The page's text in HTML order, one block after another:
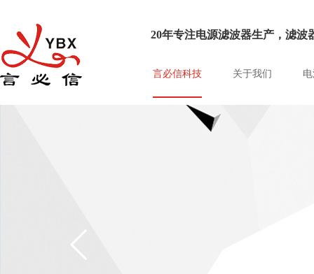
20年专注电源滤波器生产，滤波
言必信科技 关于我们